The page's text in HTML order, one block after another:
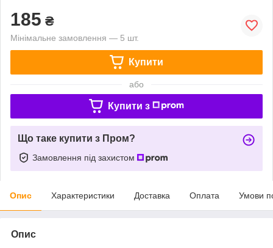
185 ₴
Мінімальне замовлення — 5 шт.
Купити
або
Купити з
Що таке купити з Пром?
Замовлення під захистом
Опис Характеристики Доставка Оплата Умови
Опис